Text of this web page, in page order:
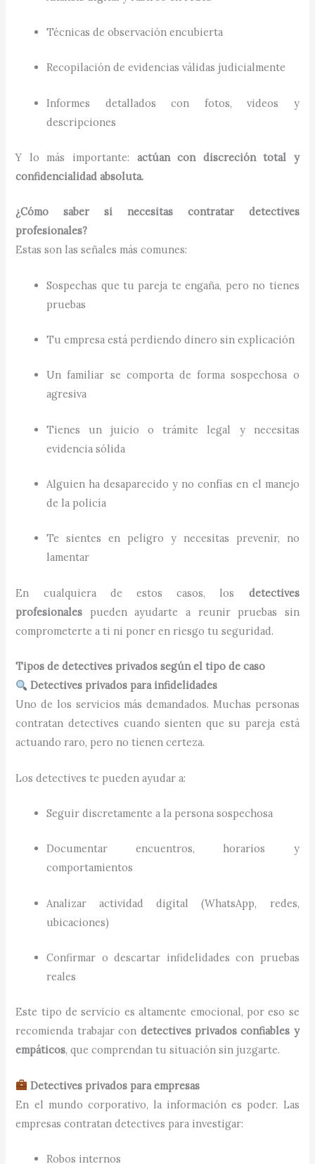
Técnicas de observación encubierta
Recopilación de evidencias válidas judicialmente
Informes detallados con fotos, videos y
descripciones
Y lo más importante: actúan con discreción total y
confidencialidad absoluta.
¿Cómo saber si necesitas contratar detectives
profesionales?
Estas son las señales más comunes:
Sospechas que tu pareja te engaña, pero no tienes
pruebas
Tu empresa está perdiendo dinero sin explicación
Un familiar se comporta de forma sospechosa o
agresiva
Tienes un juicio o trámite legal y necesitas
evidencia sólida
Alguien ha desaparecido y no confías en el manejo
de la policía
Te sientes en peligro y necesitas prevenir, no
lamentar
En cualquiera de estos casos, los detectives
profesionales pueden ayudarte a reunir pruebas sin
comprometerte a ti ni poner en riesgo tu seguridad.
Tipos de detectives privados según el tipo de caso
Detectives privados para infidelidades
Uno de los servicios más demandados. Muchas personas
contratan detectives cuando sienten que su pareja está
actuando raro, pero no tienen certeza.
Los detectives te pueden ayudar a:
Seguir discretamente a la persona sospechosa
Documentar encuentros, horarios y
comportamientos
Analizar actividad digital (WhatsApp, redes,
ubicaciones)
Confirmar o descartar infidelidades con pruebas
reales
Este tipo de servicio es altamente emocional, por eso se
recomienda trabajar con detectives privados confiables y
empáticos, que comprendan tu situación sin juzgarte.
Detectives privados para empresas
En el mundo corporativo, la información es poder. Las
empresas contratan detectives para investigar:
Robos internos